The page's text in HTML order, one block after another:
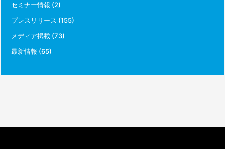
セミナー情報 (2)
プレスリリース (155)
メディア掲載(73)
最新情報 (65)